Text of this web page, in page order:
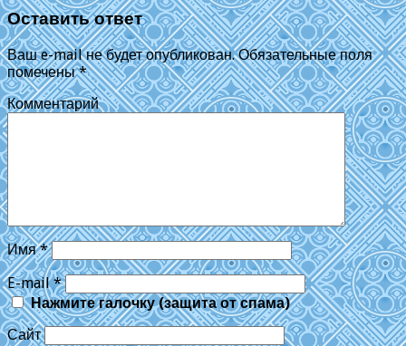
Оставить ответ
Ваш e-mail не будет опубликован.Обязательные поля
помечены*
Комментарий
Имя*
E-mail*
Нажмите галочку (защита от спама)
Сайт